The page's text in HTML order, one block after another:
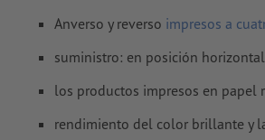
¿Cómo creo archivos de impresión
Anverso y reverso impresos a
suministro: en posición
los productos impresos en papel
rendimiento del color brillante y